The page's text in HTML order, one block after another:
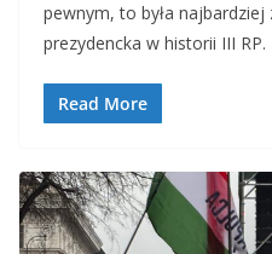
pewnym, to była najbardziej
prezydencka w historii III RP.
Read More